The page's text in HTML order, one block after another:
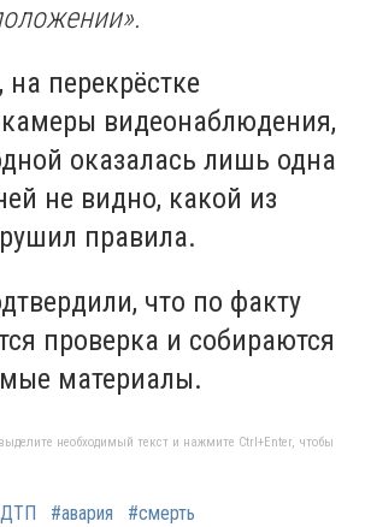
перекрёстке
видеонаблюдения,
оказалась лишь одна
не видно, какой из
правила.
что по факту
проверка и собираются
материалы.
необходимый текст и нажмите Ctrl+Enter, чтобы
#авария #смерть